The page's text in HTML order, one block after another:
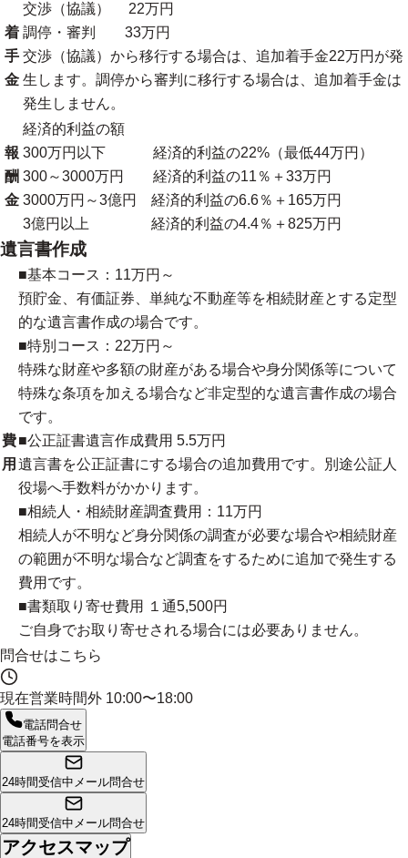
着
手
金
交渉（協議） 22万円
調停・審判 33万円
交渉（協議）から移行する場合は、追加着手金22万円が発
生します。調停から審判に移行する場合は、追加着手金は
発生しません。
報
酬
金
経済的利益の額
300万円以下 経済的利益の22%（最低44万円）
300～3000万円 経済的利益の11％＋33万円
3000万円～3億円 経済的利益の6.6％＋165万円
3億円以上 経済的利益の4.4％＋825万円
遺言書作成
費
用
■基本コース：11万円～
預貯金、有価証券、単純な不動産等を相続財産とする定型
的な遺言書作成の場合です。
■特別コース：22万円～
特殊な財産や多額の財産がある場合や身分関係等について
特殊な条項を加える場合など非定型的な遺言書作成の場合
です。
■公正証書遺言作成費用 5.5万円
遺言書を公正証書にする場合の追加費用です。別途公証人
役場へ手数料がかかります。
■相続人・相続財産調査費用：11万円
相続人が不明など身分関係の調査が必要な場合や相続財産
の範囲が不明な場合など調査をするために追加で発生する
費用です。
■書類取り寄せ費用 １通5,500円
ご自身でお取り寄せされる場合には必要ありません。
問合せはこちら
現在営業時間外 10:00〜18:00
電話問合せ
電話番号を表示
24時間受信中 メール問合せ
24時間受信中 メール問合せ
アクセスマップ